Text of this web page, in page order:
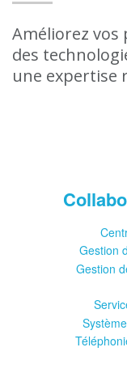
Améliorez vos
des
une expertise
Gestion
Gestion